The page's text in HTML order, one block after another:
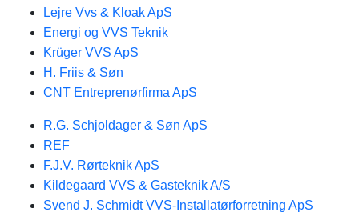
Lejre Vvs & Kloak ApS
Energi og VVS Teknik
Krüger VVS ApS
H. Friis & Søn
CNT Entreprenørfirma ApS
R.G. Schjoldager & Søn ApS
REF
F.J.V. Rørteknik ApS
Kildegaard VVS & Gasteknik A/S
Svend J. Schmidt VVS-Installatørforretning ApS